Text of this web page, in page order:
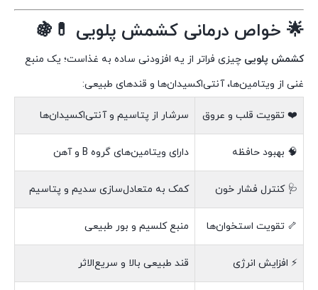
🌟 خواص درمانی کشمش پلویی 💊🍇
کشمش پلویی چیزی فراتر از یه افزودنی ساده به غذاست؛ یک منبع
غنی از ویتامین‌ها، آنتی‌اکسیدان‌ها و قندهای طبیعی:
❤️ تقویت قلب و عروق سرشار از پتاسیم و آنتی‌اکسیدان‌ها
🧠 بهبود حافظه دارای ویتامین‌های گروه B و آهن
🩺 کنترل فشار خون کمک به متعادل‌سازی سدیم و پتاسیم
🦴 تقویت استخوان‌ها منبع کلسیم و بور طبیعی
⚡ افزایش انرژی قند طبیعی بالا و سریع‌الاثر